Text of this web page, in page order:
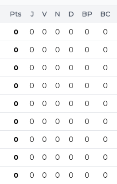
Pts J V N D BP BC
0 0 0 0 0 0 0
0 0 0 0 0 0 0
0 0 0 0 0 0 0
0 0 0 0 0 0 0
0 0 0 0 0 0 0
0 0 0 0 0 0 0
0 0 0 0 0 0 0
0 0 0 0 0 0 0
0 0 0 0 0 0 0